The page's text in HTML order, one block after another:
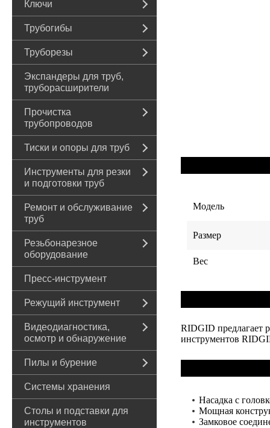
Ключи
Трубогибы
Труборезы
Экспандеры для труб,
труборасширители
Прочистка
трубопроводов
Тиски и опоры для труб
Инструменты для резки
и подготовки труб
Ремонт и обслуживание
труб
Резьбонарезное
оборудование
Пресс-инструмент
Режущий инструмент
Видеодиагностика,
осмотр и обнаружение
Пилы и бурение
Системы хранения
Столы и подставки для
инструментов
Модель
Размер
Вес
RIDGID предлагает
инструментов
Насадка с
Мощная
Замковое